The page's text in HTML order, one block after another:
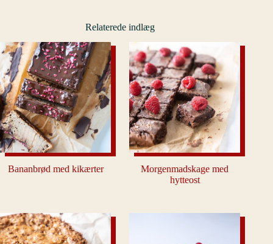
Relaterede indlæg
Bananbrød med kikærter
Morgenmadskage med
hytteost